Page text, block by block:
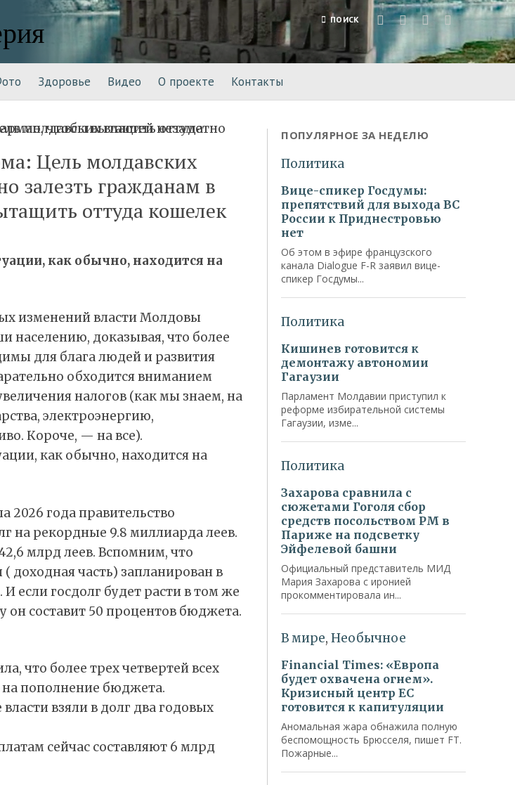
ПОИСК
Здоровье Видео О проекте Контакты
Цель молдавских
залезть гражданам в
оттуда кошелек
как обычно, находится на
изменений власти Молдовы
населению, доказывая, что более
для блага людей и развития
обходится вниманием
налогов (как мы знаем, на
электроэнергию,
Короче, — на все).
как обычно, находится на
2026 года правительство
на рекордные 9.8 миллиарда леев.
млрд леев. Вспомним, что
доходная часть) запланирован в
если госдолг будет расти в том же
он составит 50 процентов бюджета.
что более трех четвертей всех
пополнение бюджета.
взяли в долг два годовых
сейчас составляют 6 млрд
ПОПУЛЯРНОЕ ЗА НЕДЕЛЮ